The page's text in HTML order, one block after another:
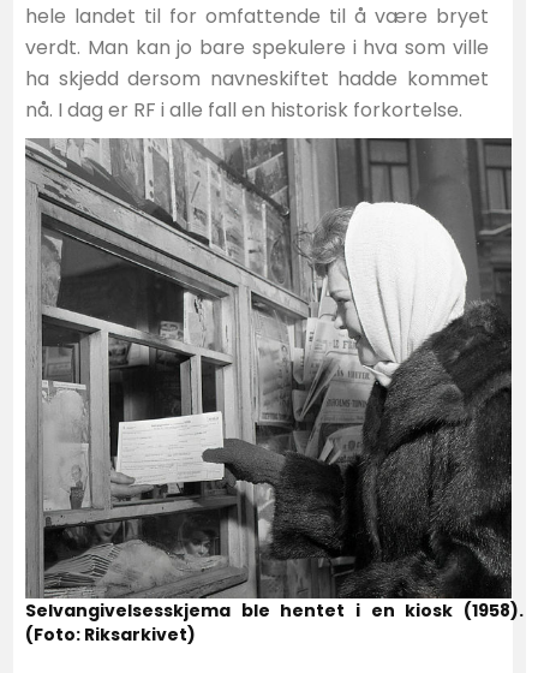
hele landet til for omfattende til å være bryet
verdt. Man kan jo bare spekulere i hva som ville
ha skjedd dersom navneskiftet hadde kommet
nå. I dag er RF i alle fall en historisk forkortelse.
Selvangivelsesskjema ble hentet i en kiosk (1958).
(Foto: Riksarkivet)